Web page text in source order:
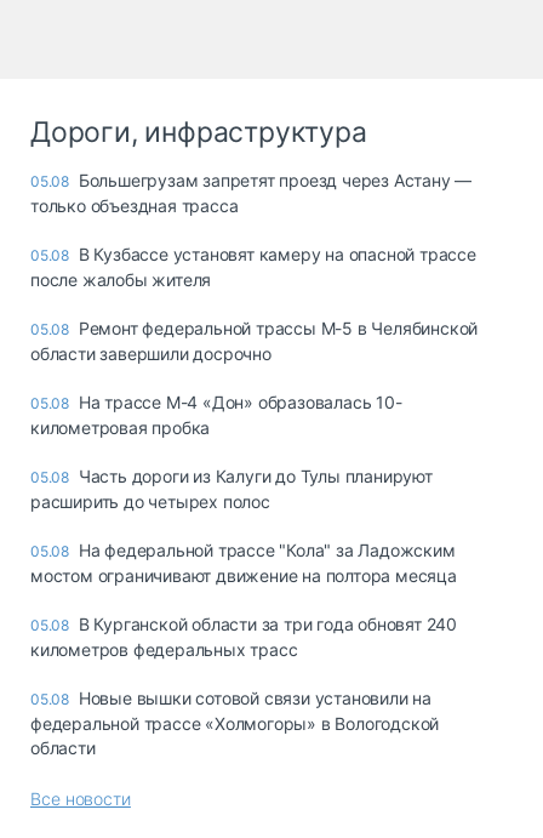
Дороги, инфраструктура
05.08 Большегрузам запретят проезд через Астану —
только объездная трасса
05.08 В Кузбассе установят камеру на опасной трассе
после жалобы жителя
05.08 Ремонт федеральной трассы М-5 в Челябинской
области завершили досрочно
05.08 На трассе М-4 «Дон» образовалась 10-
километровая пробка
05.08 Часть дороги из Калуги до Тулы планируют
расширить до четырех полос
05.08 На федеральной трассе "Кола" за Ладожским
мостом ограничивают движение на полтора месяца
05.08 В Курганской области за три года обновят 240
километров федеральных трасс
05.08 Новые вышки сотовой связи установили на
федеральной трассе «Холмогоры» в Вологодской
области
Все новости